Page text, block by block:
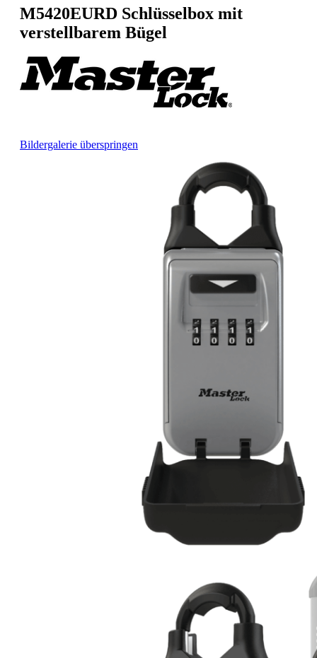
M5420EURD Schlüsselbox mit
verstellbarem Bügel
Bildergalerie überspringen